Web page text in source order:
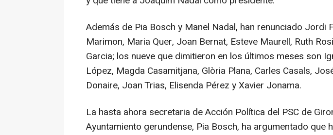
Además de Pia Bosch y Manel Nadal, han renunciado Jordi
Marimon, Maria Quer, Joan Bernat, Esteve Maurell, Ruth
Garcia; los nueve que dimitieron en los últimos meses son
López, Magda Casamitjana, Glòria Plana, Carles Casals,
Donaire, Joan Trias, Elisenda Pérez y Xavier Jonama.
La hasta ahora secretaria de Acción Política del PSC de
Ayuntamiento gerundense, Pia Bosch, ha argumentado que